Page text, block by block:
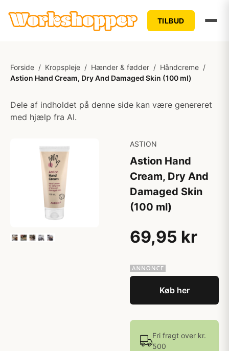
TILBUD
Forside / Kropspleje / Hænder & fødder / Håndcreme /
Astion Hand Cream, Dry And Damaged Skin (100 ml)
Dele af indholdet på denne side kan være genereret
med hjælp fra AI.
ASTION
Astion Hand
Cream, Dry And
Damaged Skin
(100 ml)
69,95 kr
Køb her
Fri fragt over kr.
500